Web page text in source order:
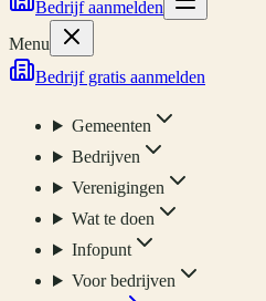
Bedrijf aanmelden
Menu
Bedrijf gratis aanmelden
Gemeenten
Bedrijven
Verenigingen
Wat te doen
Infopunt
Voor bedrijven